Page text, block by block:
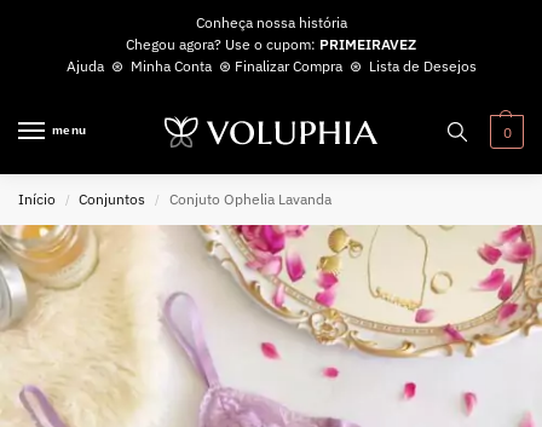
Conheça nossa história
Chegou agora? Use o cupom: PRIMEIRAVEZ
Ajuda⊛ Minha Conta⊛ Finalizar Compra⊛ Lista de Desejos
menu 0
Início / Conjuntos / Conjuto Ophelia Lavanda